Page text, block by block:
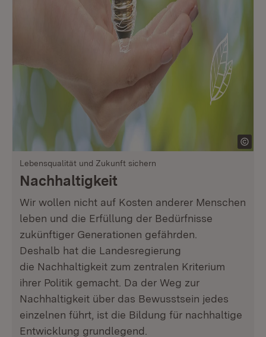
Lebensqualität und Zukunft sichern
Nachhaltigkeit
Wir wollen nicht auf Kosten anderer Menschen
leben und die Erfüllung der Bedürfnisse
zukünftiger Generationen gefährden.
Deshalb hat die Landesregierung
die Nachhaltigkeit zum zentralen Kriterium
ihrer Politik gemacht. Da der Weg zur
Nachhaltigkeit über das Bewusstsein jedes
einzelnen führt, ist die Bildung für nachhaltige
Entwicklung grundlegend.